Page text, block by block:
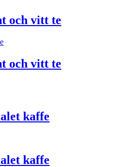
och vitt te
och vitt te
kaffe
kaffe